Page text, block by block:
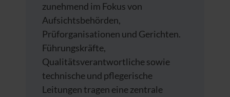
zunehmend im Fokus von
Aufsichtsbehörden,
Prüforganisationen und Gerichten.
Führungskräfte,
Qualitätsverantwortliche sowie
technische und pflegerische
Leitungen tragen eine zentrale